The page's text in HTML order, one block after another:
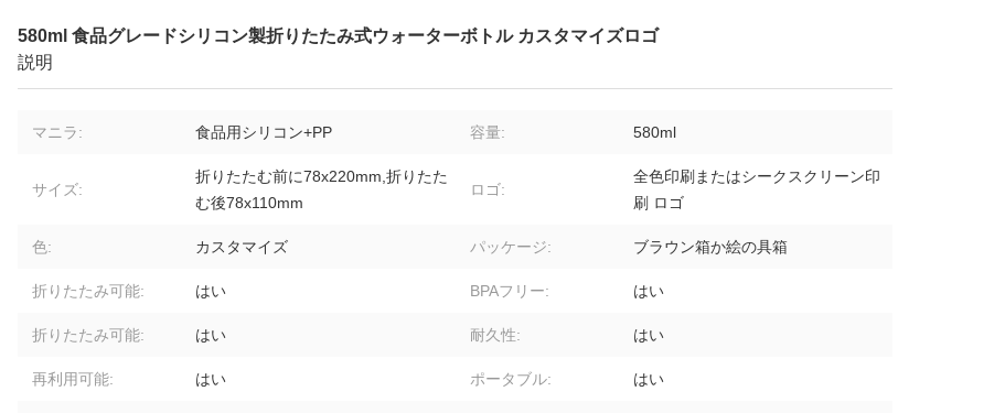
580ml 食品グレードシリコン製折りたたみ式ウォーターボトル カスタマイズロゴ
説明
マニラ: 食品用シリコン+PP 容量: 580ml
サイズ:
折りたたむ前に78x220mm,折りたた
む後78x110mm
ロゴ:
全色印刷またはシークスクリーン印
刷 ロゴ
色: カスタマイズ パッケージ: ブラウン箱か絵の具箱
折りたたみ可能: はい BPAフリー: はい
折りたたみ可能: はい 耐久性: はい
再利用可能: はい ポータブル: はい